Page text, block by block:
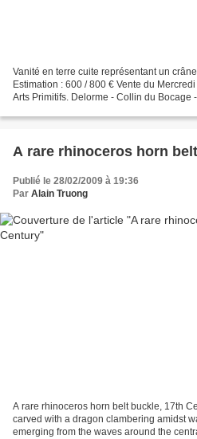
Vanité en terre cuite représentant un
Estimation : 600 / 800 € Vente du
Arts Primitifs. Delorme - Collin du Bocage
A rare rhinoceros horn
Publié le 28/02/2009 à 19:36
Par Alain Truong
A rare rhinoceros horn belt buckle, 17th
carved with a dragon clambering amidst
emerging from the waves around the